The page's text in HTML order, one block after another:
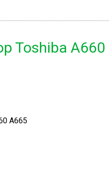
Toshiba A660
A665